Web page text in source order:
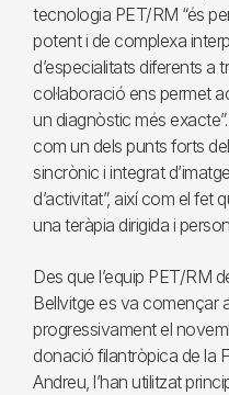
tecnologia PET/RM “és
potent i de complexa
d’especialitats diferents a
col·laboració ens permet
un diagnòstic més
com un dels punts forts
sincrònic i integrat
d’activitat”, així com el fet
una teràpia dirigida i
Des que l’equip PET/RM
Bellvitge es va començar
progressivament el
donació filantròpica de la
Andreu, l’han utilitzat